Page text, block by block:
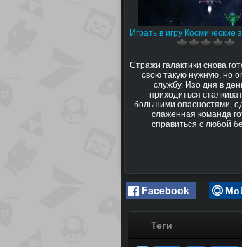
Играть в игру Космические
Стражи галактики снова
свою такую нужную, но
службу. Изо дня в
приходиться
большими опасностями,
слаженная команда
справиться с любой
Facebook
Теги